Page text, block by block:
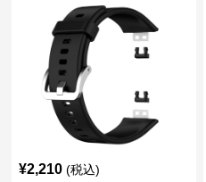
¥2,210 (税込)